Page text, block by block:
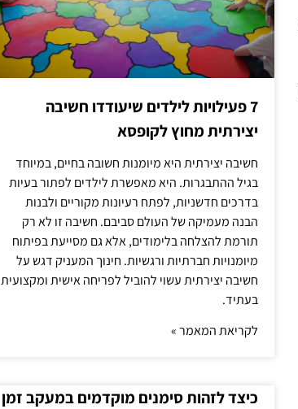
7 פעילויות לילדים שיעודדו חשיבה
יצירתית מחוץ לקופסא
חשיבה יצירתית היא מיומנות חשובה בחיים, במיוחד
בגיל ההתבגרות. היא מאפשרת לילדים לפתור בעיות
בדרכים חדשניות, לפתח רעיונות מקוריים ולבנות
הבנה מעמיקה של העולם סביבם. חשיבה זו לא רק
תורמת להצלחה בלימודים, אלא גם מסייעת בפיתוח
מיומנויות חברתיות ורגשיות. חינוך המעניק דגש על
חשיבה יצירתית עשוי להוביל לפריחה אישית ומקצועית
בעתיד.
לקריאת המאמר »
כיצד לזהות סימנים מוקדמים במעקב זמן